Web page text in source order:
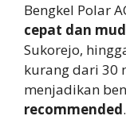
Bengkel Polar
cepat dan
Sukorejo,
kurang dari 30
menjadikan
recommended.